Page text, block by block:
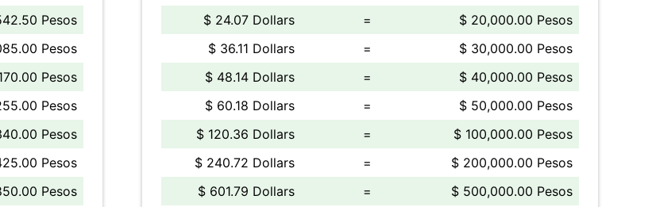
Pesos
Pesos
Pesos
Pesos
Pesos
Pesos
Pesos
$ 24.07 Dollars
=
$ 20,000.00 Pesos
$ 36.11 Dollars
=
$ 30,000.00 Pesos
$ 48.14 Dollars
=
$ 40,000.00 Pesos
$ 60.18 Dollars
=
$ 50,000.00 Pesos
$ 120.36 Dollars
=
$ 100,000.00 Pesos
$ 240.72 Dollars
=
$ 200,000.00 Pesos
$ 601.79 Dollars
= $ 500,000.00 Pesos